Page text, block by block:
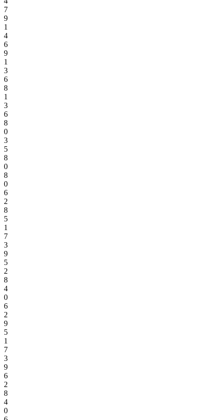
7
9
1
4
6
9
1
3
6
8
1
3
6
8
0
3
5
8
0
8
0
6
2
8
5
1
7
3
9
5
2
8
4
0
6
2
9
5
1
7
3
9
6
2
8
4
0